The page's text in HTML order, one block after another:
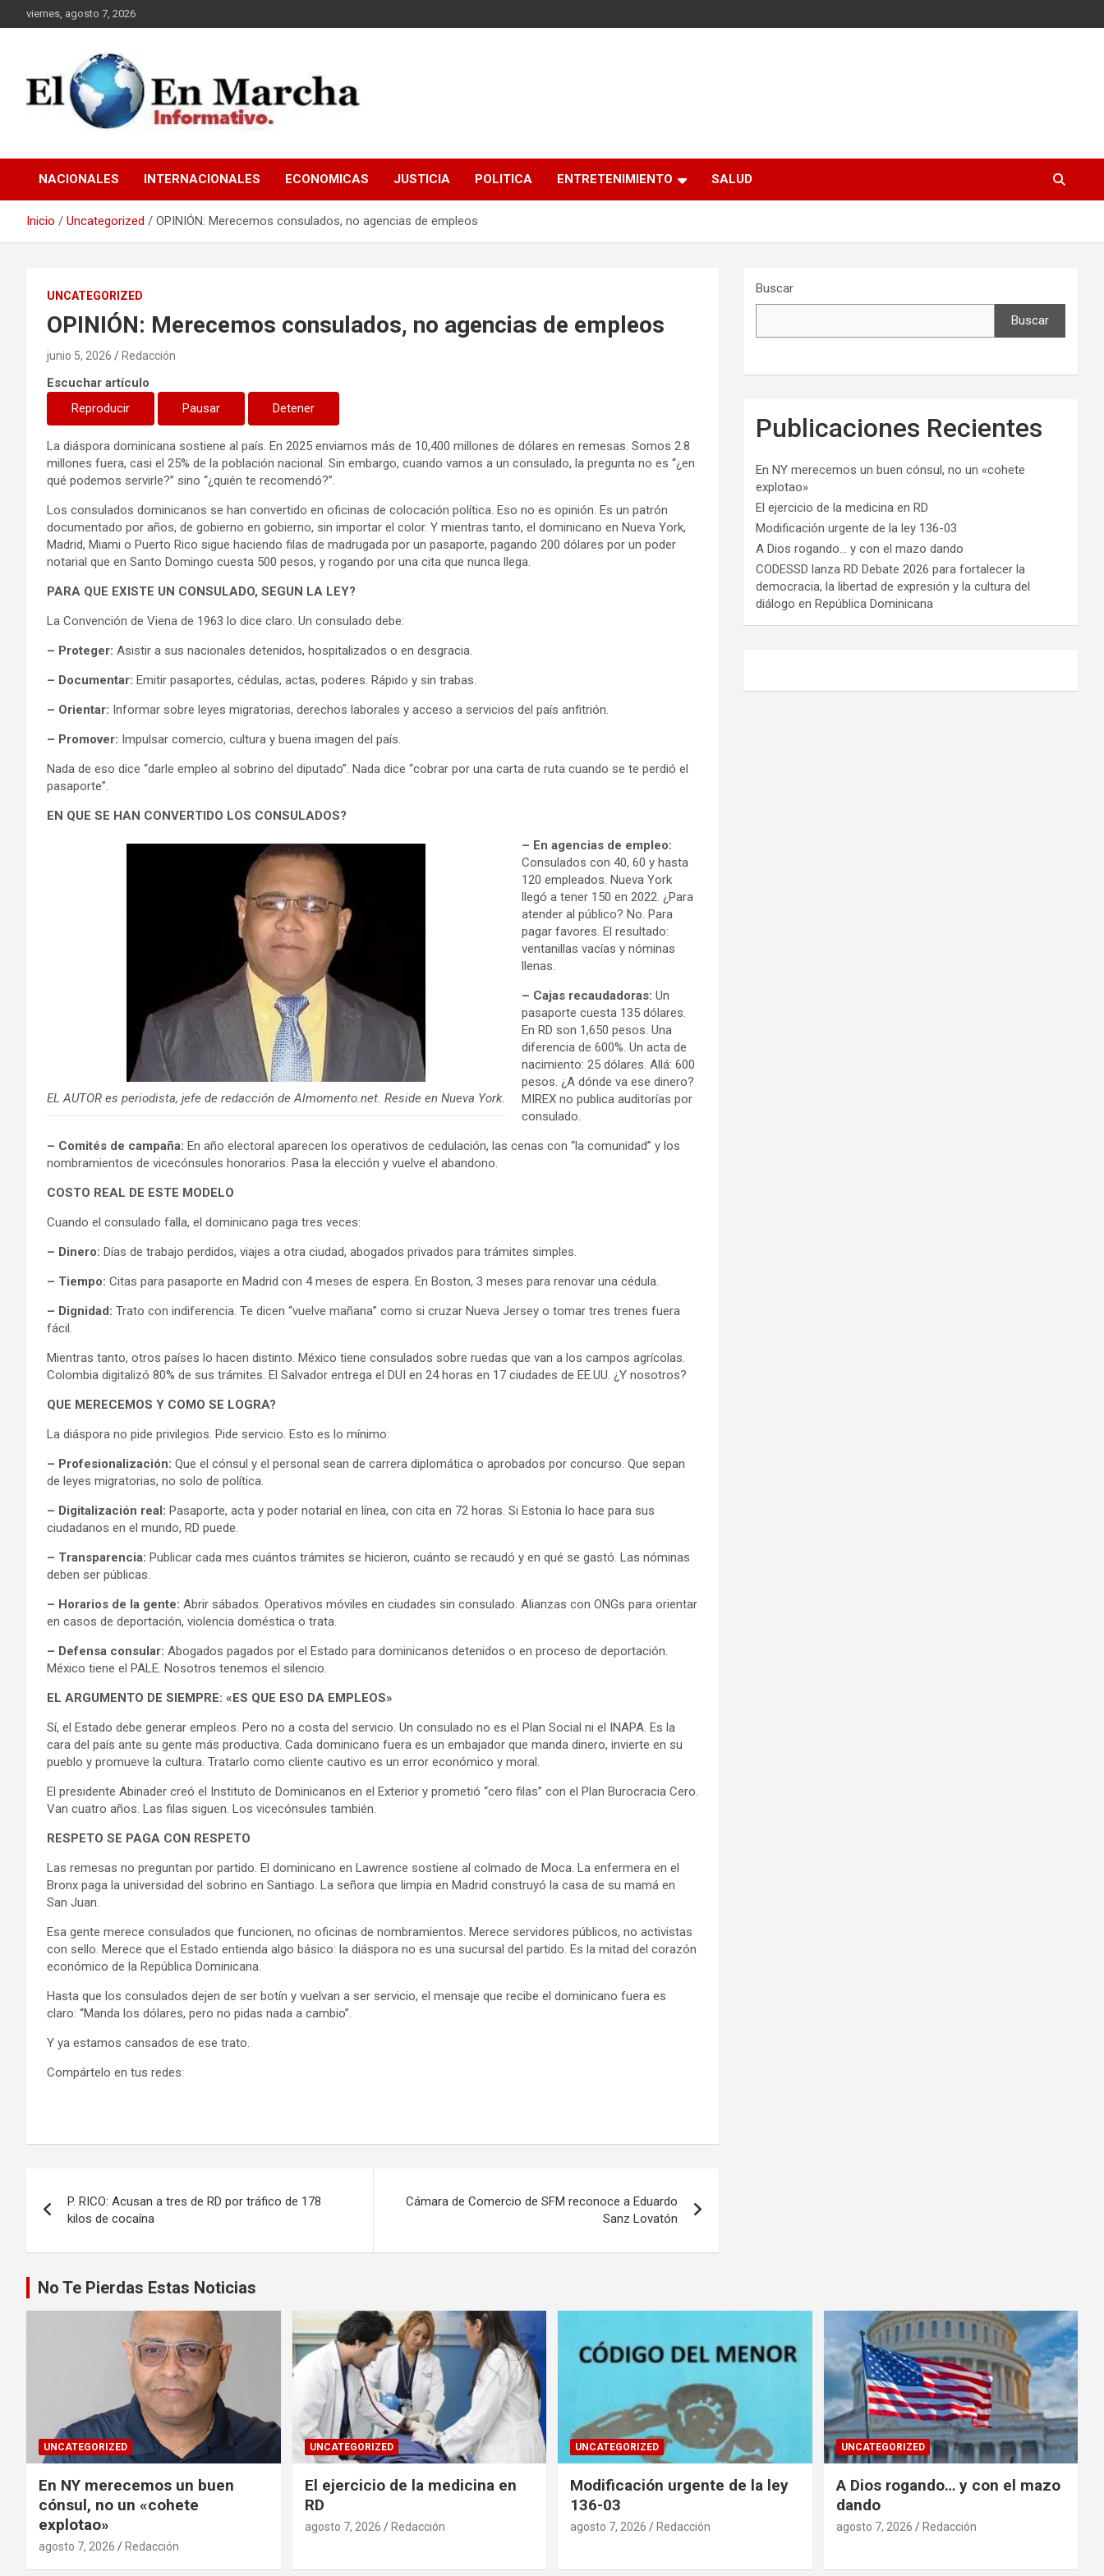
al
viernes, agosto 7, 2026
elmundoenmarcha.net
NACIONALES INTERNACIONALES ECONOMICAS JUSTICIA POLITICA ENTRETENIMIENTO SALUD
Inicio Uncategorized OPINIÓN: Merecemos consulados, no agencias de empleos
UNCATEGORIZED
OPINIÓN: Merecemos consulados, no agencias de empleos
junio 5, 2026 Redacción
Escuchar artículo
Reproducir
Pausar Detener
La diáspora dominicana sostiene al país. En 2025 enviamos más de 10,400 millones de dólares en remesas. Somos 2.8
millones fuera, casi el 25% de la población nacional. Sin embargo, cuando vamos a un consulado, la pregunta no es “¿en
qué podemos servirle?” sino “¿quién te recomendó?”.
Los consulados dominicanos se han convertido en oficinas de colocación política. Eso no es opinión. Es un patrón
documentado por años, de gobierno en gobierno, sin importar el color. Y mientras tanto, el dominicano en Nueva York,
Madrid, Miami o Puerto Rico sigue haciendo filas de madrugada por un pasaporte, pagando 200 dólares por un poder
notarial que en Santo Domingo cuesta 500 pesos, y rogando por una cita que nunca llega.
PARA QUE EXISTE UN CONSULADO, SEGUN LA LEY?
La Convención de Viena de 1963 lo dice claro. Un consulado debe:
– Proteger: Asistir a sus nacionales detenidos, hospitalizados o en desgracia.
– Documentar: Emitir pasaportes, cédulas, actas, poderes. Rápido y sin trabas.
– Orientar: Informar sobre leyes migratorias, derechos laborales y acceso a servicios del país anfitrión.
– Promover: Impulsar comercio, cultura y buena imagen del país.
Nada de eso dice “darle empleo al sobrino del diputado”. Nada dice “cobrar por una carta de ruta cuando se te perdió el
pasaporte”.
EN QUE SE HAN CONVERTIDO LOS CONSULADOS?
EL AUTOR es periodista, jefe de redacción de Almomento.net. Reside en Nueva York.
– En agencias de empleo:
Consulados con 40, 60 y hasta
120 empleados. Nueva York
llegó a tener 150 en 2022. ¿Para
atender al público? No. Para
pagar favores. El resultado:
ventanillas vacías y nóminas
llenas.
– Cajas recaudadoras: Un
pasaporte cuesta 135 dólares.
En RD son 1,650 pesos. Una
diferencia de 600%. Un acta de
nacimiento: 25 dólares. Allá: 600
pesos. ¿A dónde va ese dinero?
MIREX no publica auditorías por
consulado.
– Comités de campaña: En año electoral aparecen los operativos de cedulación, las cenas con “la comunidad” y los
nombramientos de vicecónsules honorarios. Pasa la elección y vuelve el abandono.
COSTO REAL DE ESTE MODELO
Cuando el consulado falla, el dominicano paga tres veces:
– Dinero: Días de trabajo perdidos, viajes a otra ciudad, abogados privados para trámites simples.
– Tiempo: Citas para pasaporte en Madrid con 4 meses de espera. En Boston, 3 meses para renovar una cédula.
– Dignidad: Trato con indiferencia. Te dicen “vuelve mañana” como si cruzar Nueva Jersey o tomar tres trenes fuera
fácil.
Mientras tanto, otros países lo hacen distinto. México tiene consulados sobre ruedas que van a los campos agrícolas.
Colombia digitalizó 80% de sus trámites. El Salvador entrega el DUI en 24 horas en 17 ciudades de EE.UU. ¿Y nosotros?
QUE MERECEMOS Y COMO SE LOGRA?
La diáspora no pide privilegios. Pide servicio. Esto es lo mínimo:
– Profesionalización: Que el cónsul y el personal sean de carrera diplomática o aprobados por concurso. Que sepan
de leyes migratorias, no solo de política.
– Digitalización real: Pasaporte, acta y poder notarial en línea, con cita en 72 horas. Si Estonia lo hace para sus
ciudadanos en el mundo, RD puede.
– Transparencia: Publicar cada mes cuántos trámites se hicieron, cuánto se recaudó y en qué se gastó. Las nóminas
deben ser públicas.
– Horarios de la gente: Abrir sábados. Operativos móviles en ciudades sin consulado. Alianzas con ONGs para orientar
en casos de deportación, violencia doméstica o trata.
– Defensa consular: Abogados pagados por el Estado para dominicanos detenidos o en proceso de deportación.
México tiene el PALE. Nosotros tenemos el silencio.
EL ARGUMENTO DE SIEMPRE: «ES QUE ESO DA EMPLEOS»
Sí, el Estado debe generar empleos. Pero no a costa del servicio. Un consulado no es el Plan Social ni el INAPA. Es la
cara del país ante su gente más productiva. Cada dominicano fuera es un embajador que manda dinero, invierte en su
pueblo y promueve la cultura. Tratarlo como cliente cautivo es un error económico y moral.
El presidente Abinader creó el Instituto de Dominicanos en el Exterior y prometió “cero filas” con el Plan Burocracia Cero.
Van cuatro años. Las filas siguen. Los vicecónsules también.
RESPETO SE PAGA CON RESPETO
Las remesas no preguntan por partido. El dominicano en Lawrence sostiene al colmado de Moca. La enfermera en el
Bronx paga la universidad del sobrino en Santiago. La señora que limpia en Madrid construyó la casa de su mamá en
San Juan.
Esa gente merece consulados que funcionen, no oficinas de nombramientos. Merece servidores públicos, no activistas
con sello. Merece que el Estado entienda algo básico: la diáspora no es una sucursal del partido. Es la mitad del corazón
económico de la República Dominicana.
Hasta que los consulados dejen de ser botín y vuelvan a ser servicio, el mensaje que recibe el dominicano fuera es
claro: “Manda los dólares, pero no pidas nada a cambio”.
Y ya estamos cansados de ese trato.
Compártelo en tus redes:
de
entradas
P. RICO: Acusan a tres de RD por tráfico de 178
kilos de cocaína
Cámara de Comercio de SFM reconoce a Eduardo
Sanz Lovatón
Buscar
Buscar
Publicaciones Recientes
En NY merecemos un buen cónsul, no un «cohete
explotao»
El ejercicio de la medicina en RD
Modificación urgente de la ley 136-03
A Dios rogando… y con el mazo dando
CODESSD lanza RD Debate 2026 para fortalecer la
democracia, la libertad de expresión y la cultura del
diálogo en República Dominicana
No Te Pierdas Estas Noticias
UNCATEGORIZED
En NY merecemos un buen
cónsul, no un «cohete
explotao»
agosto 7, 2026 Redacción
UNCATEGORIZED
El ejercicio de la medicina en
RD
agosto 7, 2026 Redacción
UNCATEGORIZED
Modificación urgente de la ley
136-03
agosto 7, 2026 Redacción
UNCATEGORIZED
A Dios rogando… y con el mazo
dando
agosto 7, 2026 Redacción